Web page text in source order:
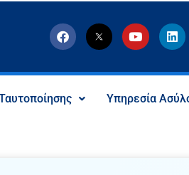
F
a
c
b
o
T
w
i
t
Y
o
u
u
e
L
i
n
e
d
i
Υπηρεσία